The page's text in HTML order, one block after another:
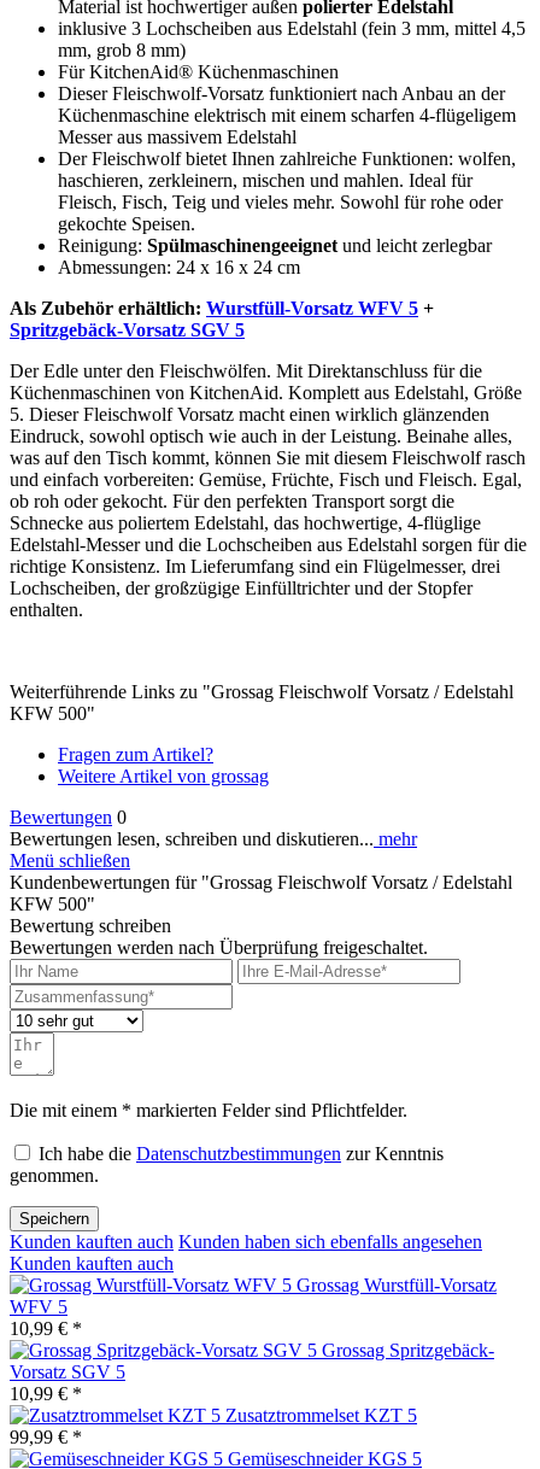
Material ist hochwertiger außen polierter Edelstahl
inklusive 3 Lochscheiben aus Edelstahl (fein 3 mm, mittel 4,5
mm, grob 8 mm)
Für KitchenAid® Küchenmaschinen
Dieser Fleischwolf-Vorsatz funktioniert nach Anbau an der
Küchenmaschine elektrisch mit einem scharfen 4-flügeligem
Messer aus massivem Edelstahl
Der Fleischwolf bietet Ihnen zahlreiche Funktionen: wolfen,
haschieren, zerkleinern, mischen und mahlen. Ideal für
Fleisch, Fisch, Teig und vieles mehr. Sowohl für rohe oder
gekochte Speisen.
Reinigung: Spülmaschinengeeignet und leicht zerlegbar
Abmessungen: 24 x 16 x 24 cm
Als Zubehör erhältlich: Wurstfüll-Vorsatz WFV 5 +
Spritzgebäck-Vorsatz SGV 5
Der Edle unter den Fleischwölfen. Mit Direktanschluss für die
Küchenmaschinen von KitchenAid. Komplett aus Edelstahl, Größe
5. Dieser Fleischwolf Vorsatz macht einen wirklich glänzenden
Eindruck, sowohl optisch wie auch in der Leistung. Beinahe alles,
was auf den Tisch kommt, können Sie mit diesem Fleischwolf rasch
und einfach vorbereiten: Gemüse, Früchte, Fisch und Fleisch. Egal,
ob roh oder gekocht. Für den perfekten Transport sorgt die
Schnecke aus poliertem Edelstahl, das hochwertige, 4-flüglige
Edelstahl-Messer und die Lochscheiben aus Edelstahl sorgen für die
richtige Konsistenz. Im Lieferumfang sind ein Flügelmesser, drei
Lochscheiben, der großzügige Einfülltrichter und der Stopfer
enthalten.
Weiterführende Links zu "Grossag Fleischwolf Vorsatz / Edelstahl
KFW 500"
Fragen zum Artikel?
Weitere Artikel von grossag
Bewertungen 0
Bewertungen lesen, schreiben und diskutieren... mehr
Menü schließen
Kundenbewertungen für "Grossag Fleischwolf Vorsatz / Edelstahl
KFW 500"
Bewertung schreiben
Bewertungen werden nach Überprüfung freigeschaltet.
Die mit einem * markierten Felder sind Pflichtfelder.
Ich habe die Datenschutzbestimmungen zur Kenntnis
genommen.
Speichern
Kunden kauften auch Kunden haben sich ebenfalls angesehen
Kunden kauften auch
Grossag Wurstfüll-Vorsatz
WFV 5
10,99 € *
Grossag Spritzgebäck-
Vorsatz SGV 5
10,99 € *
Zusatztrommelset KZT 5
99,99 € *
Gemüseschneider KGS 5